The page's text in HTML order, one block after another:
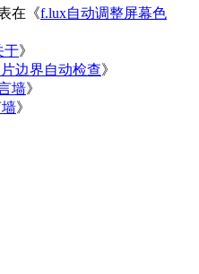
在《f.lux自动调整屏幕色
于》
片边界自动检查》
墙》
》